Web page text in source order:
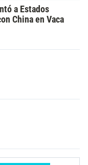
a Estados
China en Vaca